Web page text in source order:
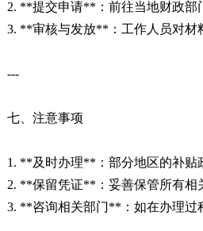
2. **提交申请**：前往当地财政部
3. **审核与发放**：工作人员对材
---
七、注意事项
1. **及时办理**：部分地区的补贴
2. **保留凭证**：妥善保管所有相
3. **咨询相关部门**：如在办理过